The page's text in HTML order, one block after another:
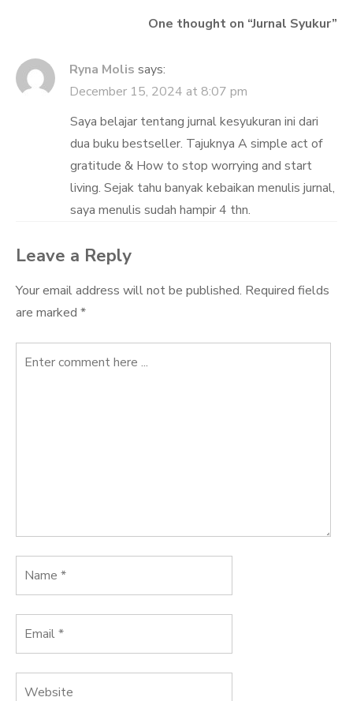
One thought on “Jurnal Syukur”
Ryna Molis says:
December 15, 2024 at 8:07 pm
Saya belajar tentang jurnal kesyukuran ini dari
dua buku bestseller. Tajuknya A simple act of
gratitude & How to stop worrying and start
living. Sejak tahu banyak kebaikan menulis jurnal,
saya menulis sudah hampir 4 thn.
Leave a Reply
Your email address will not be published. Required fields
are marked *